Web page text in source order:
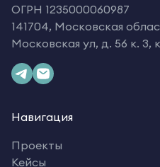
ОГРН 1235000060987
141704, Московская
Московская ул, д. 56 к. 3,
Навигация
Проекты
Кейсы